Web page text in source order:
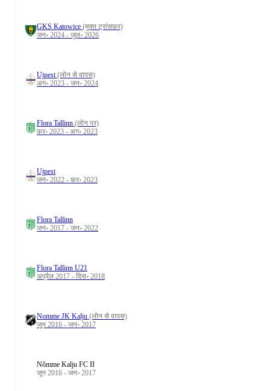
GKS Katowice (मुफ़्त ट्रांसफ़र)
जन॰ 2024 - जुल॰ 2026
Ujpest(लोन से वापस)
अग॰ 2023 - जन॰ 2024
Flora Tallinn (लोन पर)
फ़र॰ 2023 - अग॰ 2023
Ujpest
जन॰ 2022 - फ़र॰ 2023
Flora Tallinn
जन॰ 2017 - जन॰ 2022
Flora Tallinn U21
अप्रैल 2017 - दिस॰ 2018
Nomme JK Kalju (लोन से वापस)
जून 2016 - जन॰ 2017
Nõmme Kalju FC II
जून 2016 - जन॰ 2017